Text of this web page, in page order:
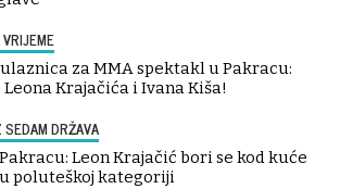
za MMA spektakl u Pakracu:
Krajačića i Ivana Kiša!
DRŽAVA
Leon Krajačić bori se kod kuće
poluteškoj kategoriji